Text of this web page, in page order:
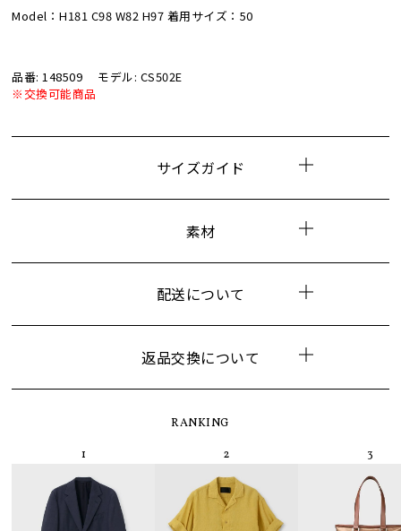
Model：H181 C98 W82 H97 着用サイズ：50
品番: 148509
モデル: CS502E
※交換可能商品
サイズガイド
素材
配送について
返品交換について
RANKING